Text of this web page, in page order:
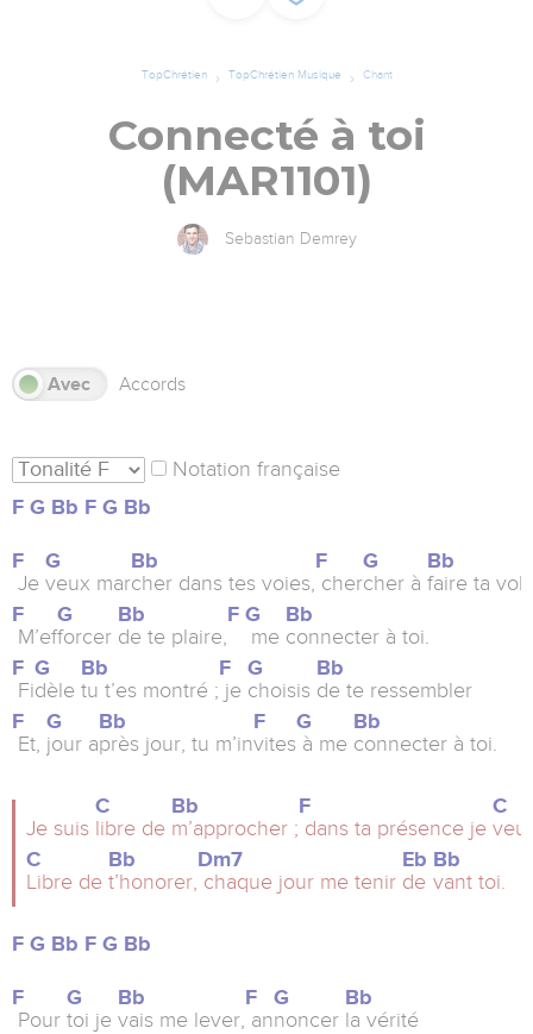
TopChrétien TopChrétien Musique Chant
Connecté à toi
(MAR1101)
Sebastian Demrey
Avec Accords
Notation française
F G Bb F G Bb
F G Bb F G
Bb
Je veux marcher dans tes voies, chercher à faire ta
F
G Bb F G
Bb
M’efforcer de te plaire, me connecter à toi.
F G Bb F G
Bb
Fidèle tu t’es montré ; je choisis de te ressembler
F
G Bb F G
Bb
Et, jour après jour, tu m’invites à me connecter à toi.
C Bb F
C
Je suis libre de m’approcher ; dans ta présence je
C
Bb Dm7 Eb Bb
Libre de t’honorer, chaque jour me tenir de vant toi.
F G Bb F G Bb
F G Bb F G
Bb
Pour toi je vais me lever, annoncer la vérité